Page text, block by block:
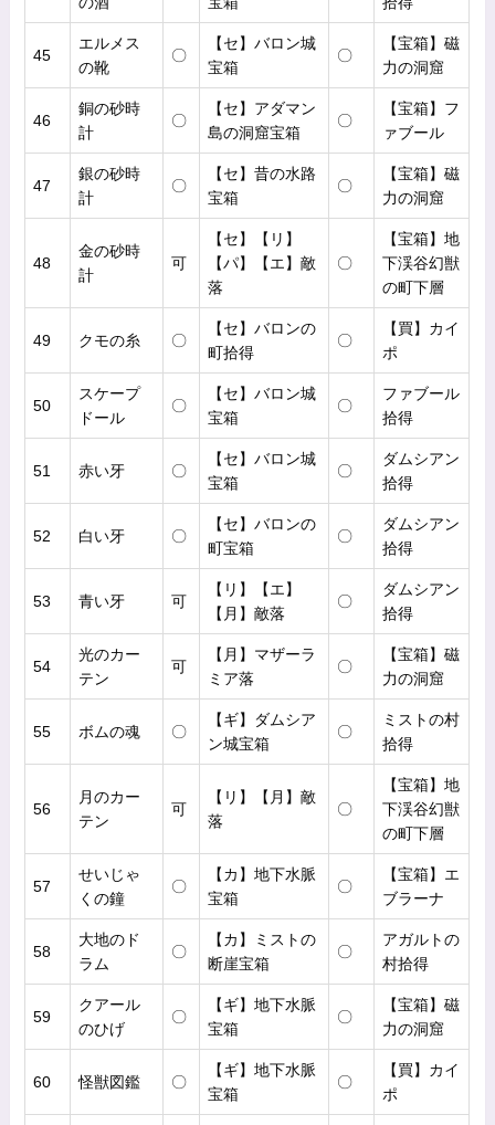
45
エルメス
の靴
〇
【セ】バロン城
宝箱
〇
【宝箱】磁
力の洞窟
46
銅の砂時
計
〇
【セ】アダマン
島の洞窟宝箱
〇
【宝箱】フ
ァブール
47
銀の砂時
計
〇
【セ】昔の水路
宝箱
〇
【宝箱】磁
力の洞窟
48
金の砂時
計
可
【セ】【リ】
【パ】【エ】敵
落
〇
【宝箱】地
下渓谷幻獣
の町下層
49 クモの糸 〇
【セ】バロンの
町拾得
〇
【買】カイ
ポ
50
スケープ
ドール
〇
【セ】バロン城
宝箱
〇
ファブール
拾得
51 赤い牙 〇
【セ】バロン城
宝箱
〇
ダムシアン
拾得
52 白い牙 〇
【セ】バロンの
町宝箱
〇
ダムシアン
拾得
53 青い牙 可
【リ】【エ】
【月】敵落
〇
ダムシアン
拾得
54
光のカー
テン
可
【月】マザーラ
ミア落
〇
【宝箱】磁
力の洞窟
55 ボムの魂 〇
【ギ】ダムシア
ン城宝箱
〇
ミストの村
拾得
56
月のカー
テン
可
【リ】【月】敵
落
〇
【宝箱】地
下渓谷幻獣
の町下層
57
せいじゃ
くの鐘
〇
【カ】地下水脈
宝箱
〇
【宝箱】エ
ブラーナ
58
大地のド
ラム
〇
【カ】ミストの
断崖宝箱
〇
アガルトの
村拾得
59
クアール
のひげ
〇
【ギ】地下水脈
宝箱
〇
【宝箱】磁
力の洞窟
60 怪獣図鑑 〇
【ギ】地下水脈
宝箱
〇
【買】カイ
ポ